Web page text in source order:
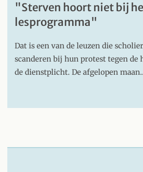
"Sterven hoort niet bij
lesprogramma"
Dat is een van de leuzen die
scanderen bij hun protest tegen de
de dienstplicht. De afgelopen